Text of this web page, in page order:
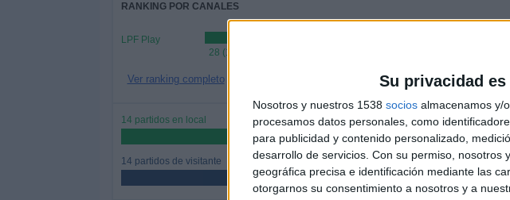
Su privacidad
Nosotros y nuestros 1538 socios almacenamos y/
procesamos datos personales, como
para publicidad y contenido personalizado,
desarrollo de servicios. Con su permiso, nosotros
geográfica precisa e identificación mediante las
otorgarnos su consentimiento a nosotros y a
RANKING POR CANALES
LPF Play
28 (100%)
Ver ranking completo
DE
14 partidos en local
50%
14 partidos de visitante
50%